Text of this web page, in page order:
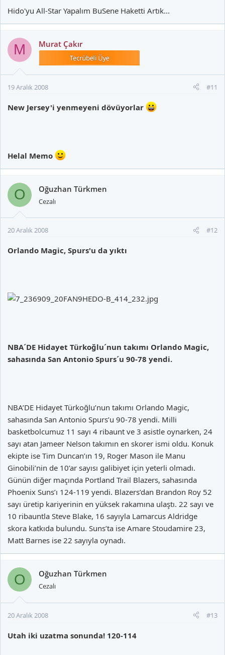
Hido'yu All-Star Yapalım BuSene Haketti Artık...
M Murat Çakır
19 Aralık 2008 #11
New Jersey'i yenmeyeni dövüyorlar
Helal Memo
O Oğuzhan Türkmen
Cezalı
20 Aralık 2008 #12
Orlando Magic, Spurs'u da yıktı
NBA´DE Hidayet Türkoğlu´nun takımı Orlando Magic,
sahasında San Antonio Spurs´u 90-78 yendi.
NBA’DE Hidayet Türkoğlu’nun takımı Orlando Magic,
sahasında San Antonio Spurs’u 90-78 yendi. Milli
basketbolcumuz 11 sayı 4 ribaunt ve 3 asistle oynarken, 24
sayı atan Jameer Nelson takımın en skorer ismi oldu. Konuk
ekipte ise Tim Duncan’ın 19, Roger Mason ile Manu
Ginobili’nin de 10’ar sayısı galibiyet için yeterli olmadı.
Günün diğer maçında Portland Trail Blazers, sahasında
Phoenix Suns’ı 124-119 yendi. Blazers’dan Brandon Roy 52
sayı üretip kariyerinin en yüksek rakamına ulaştı. 22 sayı ve
10 ribauntla Steve Blake, 16 sayıyla Lamarcus Aldridge
skora katkıda bulundu. Suns’ta ise Amare Stoudamire 23,
Matt Barnes ise 22 sayıyla oynadı.
O Oğuzhan Türkmen
Cezalı
20 Aralık 2008 #13
Utah iki uzatma sonunda! 120-114